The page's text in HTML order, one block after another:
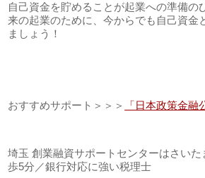
自己資金を貯めることが起業への準備の
来の起業のために、今からでも自己資金
ましょう！
おすすめサポート＞＞＞ 「日本政策金融
埼玉 創業融資サポートセンターはさい
歩5分／銀行対応に強い税理士